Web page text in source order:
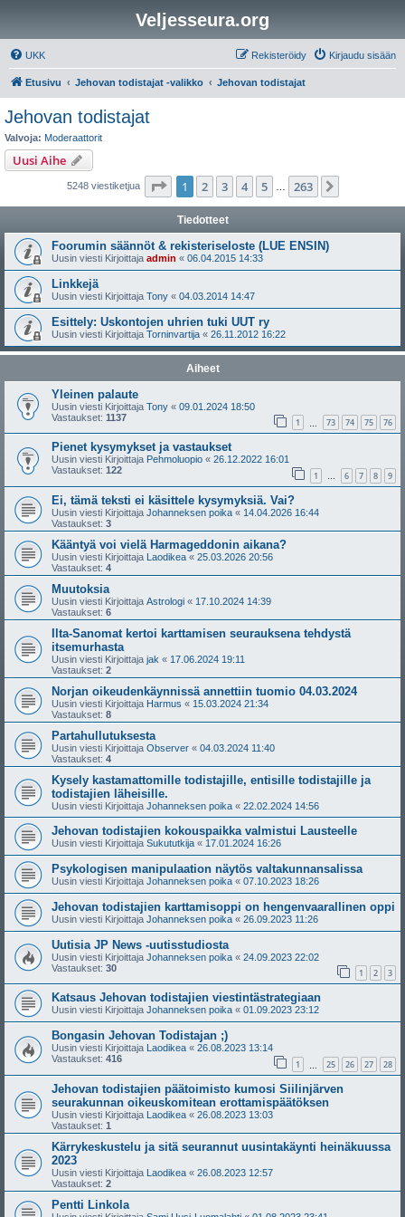
Veljesseura.org
UKK Kirjaudu sisään
Rekisteröidy
Etusivu Jehovan todistajat -valikko Jehovan todistajat
Jehovan todistajat
Valvoja: Moderaattorit
Uusi Aihe
5248 viestiketjua Sivu /263
1 2 3 4 5 263
Tiedotteet
Foorumin säännöt & rekisteriseloste (LUE ENSIN)
Uusin viesti Kirjoittaja admin « 06.04.2015 14:33
Linkkejä
Uusin viesti Kirjoittaja Tony « 04.03.2014 14:47
Esittely: Uskontojen uhrien tuki UUT ry
Uusin viesti Kirjoittaja Torninvartija « 26.11.2012 16:22
Aiheet
Yleinen palaute
Uusin viesti Kirjoittaja Tony « 09.01.2024 18:50
Vastaukset: 1137 1 73 74 75 76
Pienet kysymykset ja vastaukset
Uusin viesti Kirjoittaja Pehmoluopio « 26.12.2022 16:01
Vastaukset: 122 1 … 6 7 8 9
Ei, tämä teksti ei käsittele kysymyksiä. Vai?
Uusin viesti Kirjoittaja Johanneksen poika « 14.04.2026 16:44
Vastaukset: 3
Kääntyä voi vielä Harmageddonin aikana?
Uusin viesti Kirjoittaja Laodikea « 25.03.2026 20:56
Vastaukset: 4
Muutoksia
Uusin viesti Kirjoittaja Astrologi « 17.10.2024 14:39
Vastaukset: 6
Ilta-Sanomat kertoi karttamisen seurauksena tehdystä
itsemurhasta
Uusin viesti Kirjoittaja jak « 17.06.2024 19:11
Vastaukset: 2
Norjan oikeudenkäynnissä annettiin tuomio 04.03.2024
Uusin viesti Kirjoittaja Harmus « 15.03.2024 21:34
Vastaukset: 8
Partahullutuksesta
Uusin viesti Kirjoittaja Observer « 04.03.2024 11:40
Vastaukset: 4
Kysely kastamattomille todistajille, entisille todistajille ja
todistajien läheisille.
Uusin viesti Kirjoittaja Johanneksen poika « 22.02.2024 14:56
Jehovan todistajien kokouspaikka valmistui Lausteelle
Uusin viesti Kirjoittaja Sukututkija « 17.01.2024 16:26
Psykologisen manipulaation näytös valtakunnansalissa
Uusin viesti Kirjoittaja Johanneksen poika « 07.10.2023 18:26
Jehovan todistajien karttamisoppi on hengenvaarallinen oppi
Uusin viesti Kirjoittaja Johanneksen poika « 26.09.2023 11:26
Uutisia JP News -uutisstudiosta
Uusin viesti Kirjoittaja Johanneksen poika « 24.09.2023 22:02
Vastaukset: 30 1 2 3
Katsaus Jehovan todistajien viestintästrategiaan
Uusin viesti Kirjoittaja Johanneksen poika « 01.09.2023 23:12
Bongasin Jehovan Todistajan ;)
Uusin viesti Kirjoittaja Laodikea « 26.08.2023 13:14
Vastaukset: 416 1 25 26 27 28
Jehovan todistajien päätoimisto kumosi Siilinjärven
seurakunnan oikeuskomitean erottamispäätöksen
Uusin viesti Kirjoittaja Laodikea « 26.08.2023 13:03
Vastaukset: 1
Kärrykeskustelu ja sitä seurannut uusintakäynti heinäkuussa
2023
Uusin viesti Kirjoittaja Laodikea « 26.08.2023 12:57
Vastaukset: 2
Pentti Linkola